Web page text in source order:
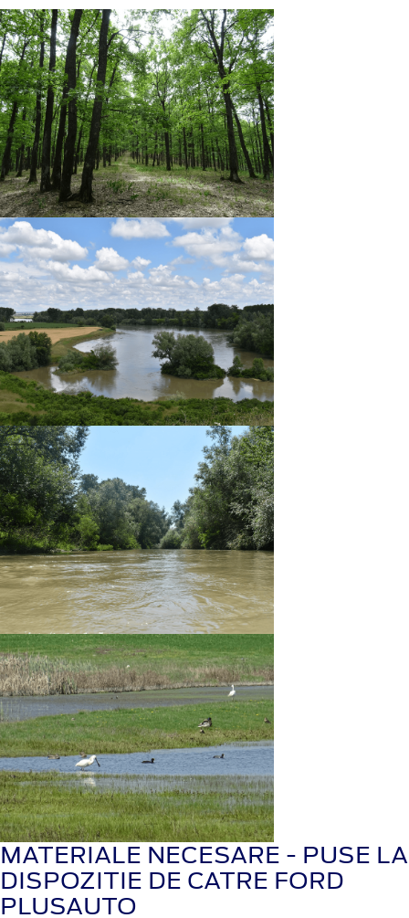
MATERIALE NECESARE - PUSE LA
DISPOZITIE DE CATRE FORD
PLUSAUTO